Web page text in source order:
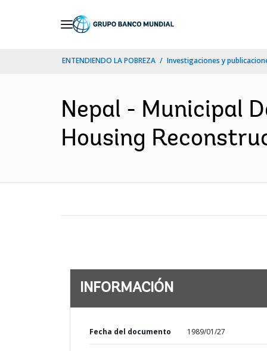
ENTENDIENDO LA POBREZA Investigaciones y
Nepal - Municipal
Housing
INFORMACIÓN
Fecha del documento 1989/01/27